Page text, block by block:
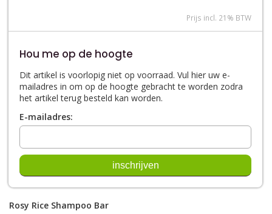
Prijs incl. 21% BTW
Hou me op de hoogte
Dit artikel is voorlopig niet op voorraad. Vul hier uw e-
mailadres in om op de hoogte gebracht te worden zodra
het artikel terug besteld kan worden.
E-mailadres:
Rosy Rice Shampoo Bar